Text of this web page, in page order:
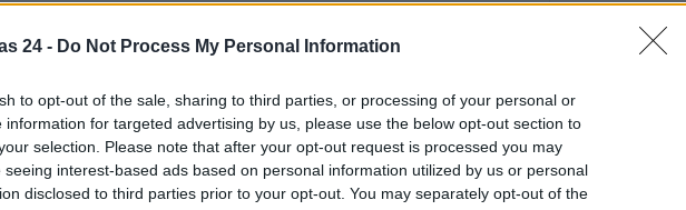
24 - Do Not Process My Personal Information
to opt-out of the sale, sharing to third parties, or processing of your personal or
information for targeted advertising by us, please use the below opt-out section to
selection. Please note that after your opt-out request is processed you may
seeing interest-based ads based on personal information utilized by us or personal
disclosed to third parties prior to your opt-out. You may separately opt-out of the
son solo la punta del iceberg. Pero, ¿qué hace que
más importante, ¿cómo puedes proteger tus
1 ¿AMP
2 Revisión de